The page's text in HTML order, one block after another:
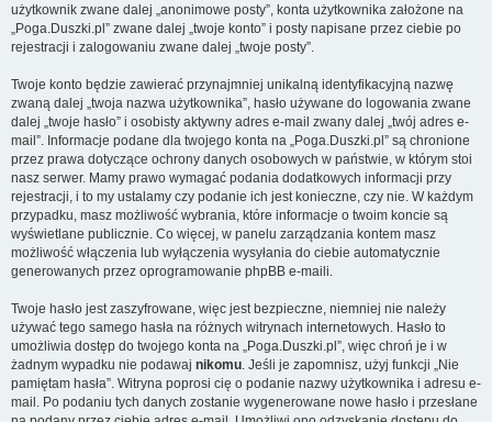
użytkownik zwane dalej „anonimowe posty”, konta użytkownika założone na
„Poga.Duszki.pl” zwane dalej „twoje konto” i posty napisane przez ciebie po
rejestracji i zalogowaniu zwane dalej „twoje posty”.
Twoje konto będzie zawierać przynajmniej unikalną identyfikacyjną nazwę
zwaną dalej „twoja nazwa użytkownika”, hasło używane do logowania zwane
dalej „twoje hasło” i osobisty aktywny adres e-mail zwany dalej „twój adres e-
mail”. Informacje podane dla twojego konta na „Poga.Duszki.pl” są chronione
przez prawa dotyczące ochrony danych osobowych w państwie, w którym stoi
nasz serwer. Mamy prawo wymagać podania dodatkowych informacji przy
rejestracji, i to my ustalamy czy podanie ich jest konieczne, czy nie. W każdym
przypadku, masz możliwość wybrania, które informacje o twoim koncie są
wyświetlane publicznie. Co więcej, w panelu zarządzania kontem masz
możliwość włączenia lub wyłączenia wysyłania do ciebie automatycznie
generowanych przez oprogramowanie phpBB e-maili.
Twoje hasło jest zaszyfrowane, więc jest bezpieczne, niemniej nie należy
używać tego samego hasła na różnych witrynach internetowych. Hasło to
umożliwia dostęp do twojego konta na „Poga.Duszki.pl”, więc chroń je i w
żadnym wypadku nie podawaj nikomu. Jeśli je zapomnisz, użyj funkcji „Nie
pamiętam hasła”. Witryna poprosi cię o podanie nazwy użytkownika i adresu e-
mail. Po podaniu tych danych zostanie wygenerowane nowe hasło i przesłane